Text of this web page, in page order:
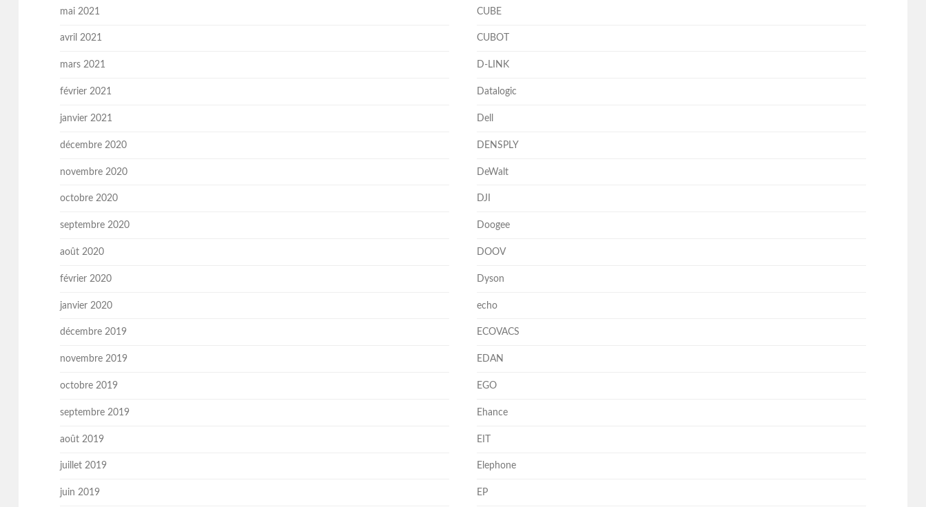
mai 2021
avril 2021
mars 2021
février 2021
janvier 2021
décembre 2020
novembre 2020
octobre 2020
septembre 2020
août 2020
février 2020
janvier 2020
décembre 2019
novembre 2019
octobre 2019
septembre 2019
août 2019
juillet 2019
juin 2019
CUBE
CUBOT
D-LINK
Datalogic
Dell
DENSPLY
DeWalt
DJI
Doogee
DOOV
Dyson
echo
ECOVACS
EDAN
EGO
Ehance
EIT
Elephone
EP